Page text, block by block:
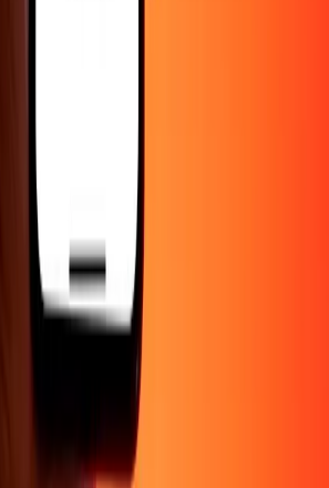
Corporativo